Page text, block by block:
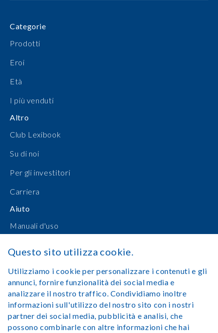
Categorie
Prodotti
Eroi
Età
I più venduti
Altro
Club Lexibook
Su di noi
Per gli investitori
Carriera
Aiuto
Manuali d'uso
Accedi
Questo sito utilizza cookie.
Utilizziamo i cookie per personalizzare i contenuti e gli
annunci, fornire funzionalità dei social media e
analizzare il nostro traffico. Condividiamo inoltre
informazioni sull'utilizzo del nostro sito con i nostri
partner dei social media, pubblicità e analisi, che
possono combinarle con altre informazioni che hai